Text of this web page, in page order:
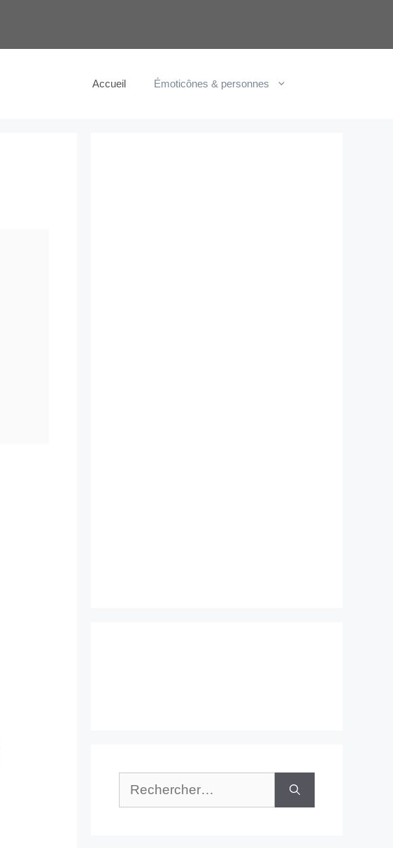
Accueil Émoticônes & personnes